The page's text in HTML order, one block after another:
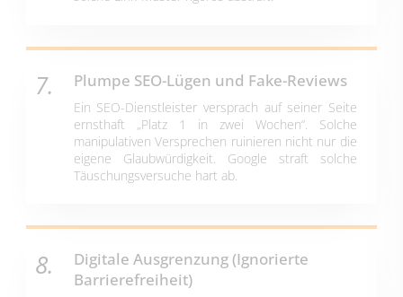
Plumpe SEO-Lügen und Fake-Reviews
Ein SEO-Dienstleister versprach auf seiner Seite
ernsthaft „Platz 1 in zwei Wochen“. Solche
manipulativen Versprechen ruinieren nicht nur die
eigene Glaubwürdigkeit. Google straft solche
Täuschungsversuche hart ab.
Digitale Ausgrenzung (Ignorierte
Barrierefreiheit)